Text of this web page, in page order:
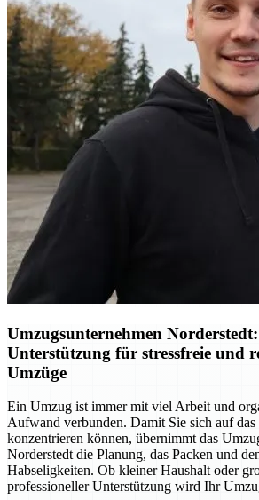
Umzugsunternehmen
Unterstützung für stressfreie und
Umzüge
Ein Umzug ist immer mit viel Arbeit und
Aufwand verbunden. Damit Sie sich auf das
konzentrieren können, übernimmt das
Norderstedt die Planung, das Packen und
Habseligkeiten. Ob kleiner Haushalt oder
professioneller Unterstützung wird Ihr